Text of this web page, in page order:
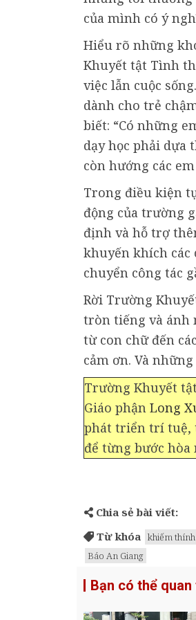
của mình có ý
Hiểu rõ những
Khuyết tật Tình
việc lẫn cuộc
dành cho trẻ
biết: “Có những
dạy học phải dựa
còn hướng các
Trong điều kiện
động của trường
định và hỗ trợ
khuyến khích các
chuyển công tác
Rời Trường
tròn tiếng và ánh
từ con chữ đến
cảm ơn. Và
Trường Khuyết
Giáo phận Long
phát triển trí tuệ,
để từng bước hòa
Chia sẻ bài viết:
Từ khóa khiếm thính
Báo An Giang
Bạn có thể quan